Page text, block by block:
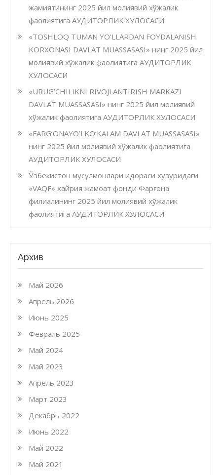
жамиятининг 2025 йил молиявий хўжалик
фаолиятига АУДИТОРЛИК ХУЛОСАСИ
«TOSHLOQ TUMAN YO’LLARDAN FOYDALANISH
KORXONASI DAVLAT MUASSASASI» нинг 2025 йил
молиявий хўжалик фаолиятига АУДИТОРЛИК
ХУЛОСАСИ
«URUG’CHILIKNI RIVOJLANTIRISH MARKAZI
DAVLAT MUASSASASI» нинг 2025 йил молиявий
хўжалик фаолиятига АУДИТОРЛИК ХУЛОСАСИ
«FARG’ONAYO’LKO’KALAM DAVLAT MUASSASASI»
нинг 2025 йил молиявий хўжалик фаолиятига
АУДИТОРЛИК ХУЛОСАСИ
Ўзбекистон мусулмонлари идораси хузуридаги
«VAQF» хайрия жамоат фонди Фарғона
филиалининг 2025 йил молиявий хўжалик
фаолиятига АУДИТОРЛИК ХУЛОСАСИ
Архив
Май 2026
Апрель 2026
Июнь 2025
Февраль 2025
Май 2024
Май 2023
Апрель 2023
Март 2023
Декабрь 2022
Июнь 2022
Май 2022
Май 2021